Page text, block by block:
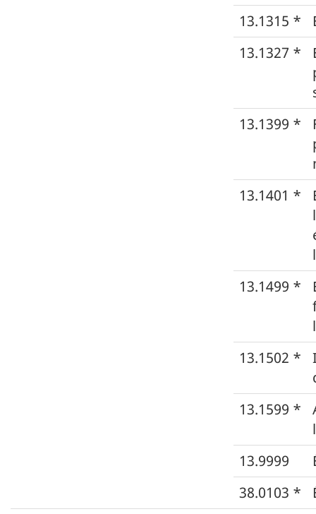
13.1315 *
13.1327 *
13.1399 *
13.1401 *
13.1499 *
13.1502 *
13.1599 *
13.9999
38.0103 *